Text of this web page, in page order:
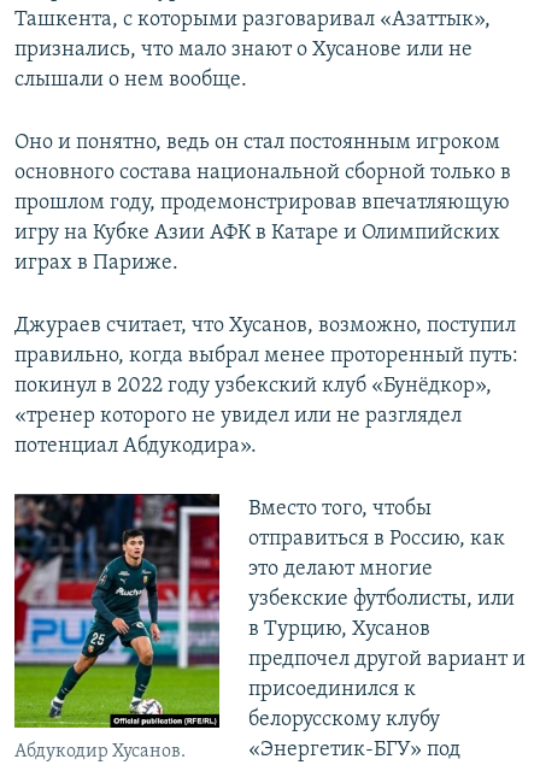
Ташкента, с которыми разговаривал «Азаттык»,
признались, что мало знают о Хусанове или не
слышали о нем вообще.
Оно и понятно, ведь он стал постоянным игроком
основного состава национальной сборной только в
прошлом году, продемонстрировав впечатляющую
игру на Кубке Азии АФК в Катаре и Олимпийских
играх в Париже.
Джураев считает, что Хусанов, возможно, поступил
правильно, когда выбрал менее проторенный путь:
покинул в 2022 году узбекский клуб «Бунёдкор»,
«тренер которого не увидел или не разглядел
потенциал Абдукодира».
Абдукодир Хусанов.
Вместо того, чтобы
отправиться в Россию, как
это делают многие
узбекские футболисты, или
в Турцию, Хусанов
предпочел другой вариант и
присоединился к
белорусскому клубу
«Энергетик-БГУ» под